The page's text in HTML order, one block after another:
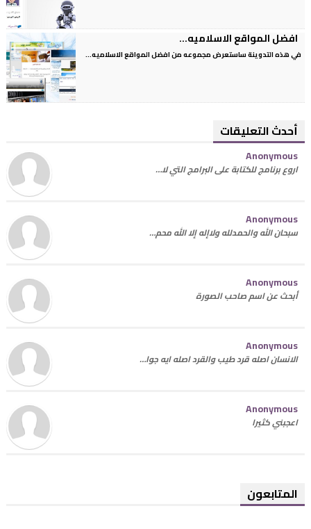
افضل المواقع الاسلاميه...
في هذه التدوينة ساستعرض مجموعه من افضل المواقع الاسلاميه...
أحدث التعليقات
Anonymous
اروع برنامج للكتابة على البرامج التي لا…
Anonymous
سبحان الله والحمدلله ولاإله إلا الله محم…
Anonymous
أبحث عن اسم صاحب الصورة
Anonymous
الانسان اصله قرد طيب والقرد اصله ايه جوا…
Anonymous
اعجبني كثيرا
المتابعون